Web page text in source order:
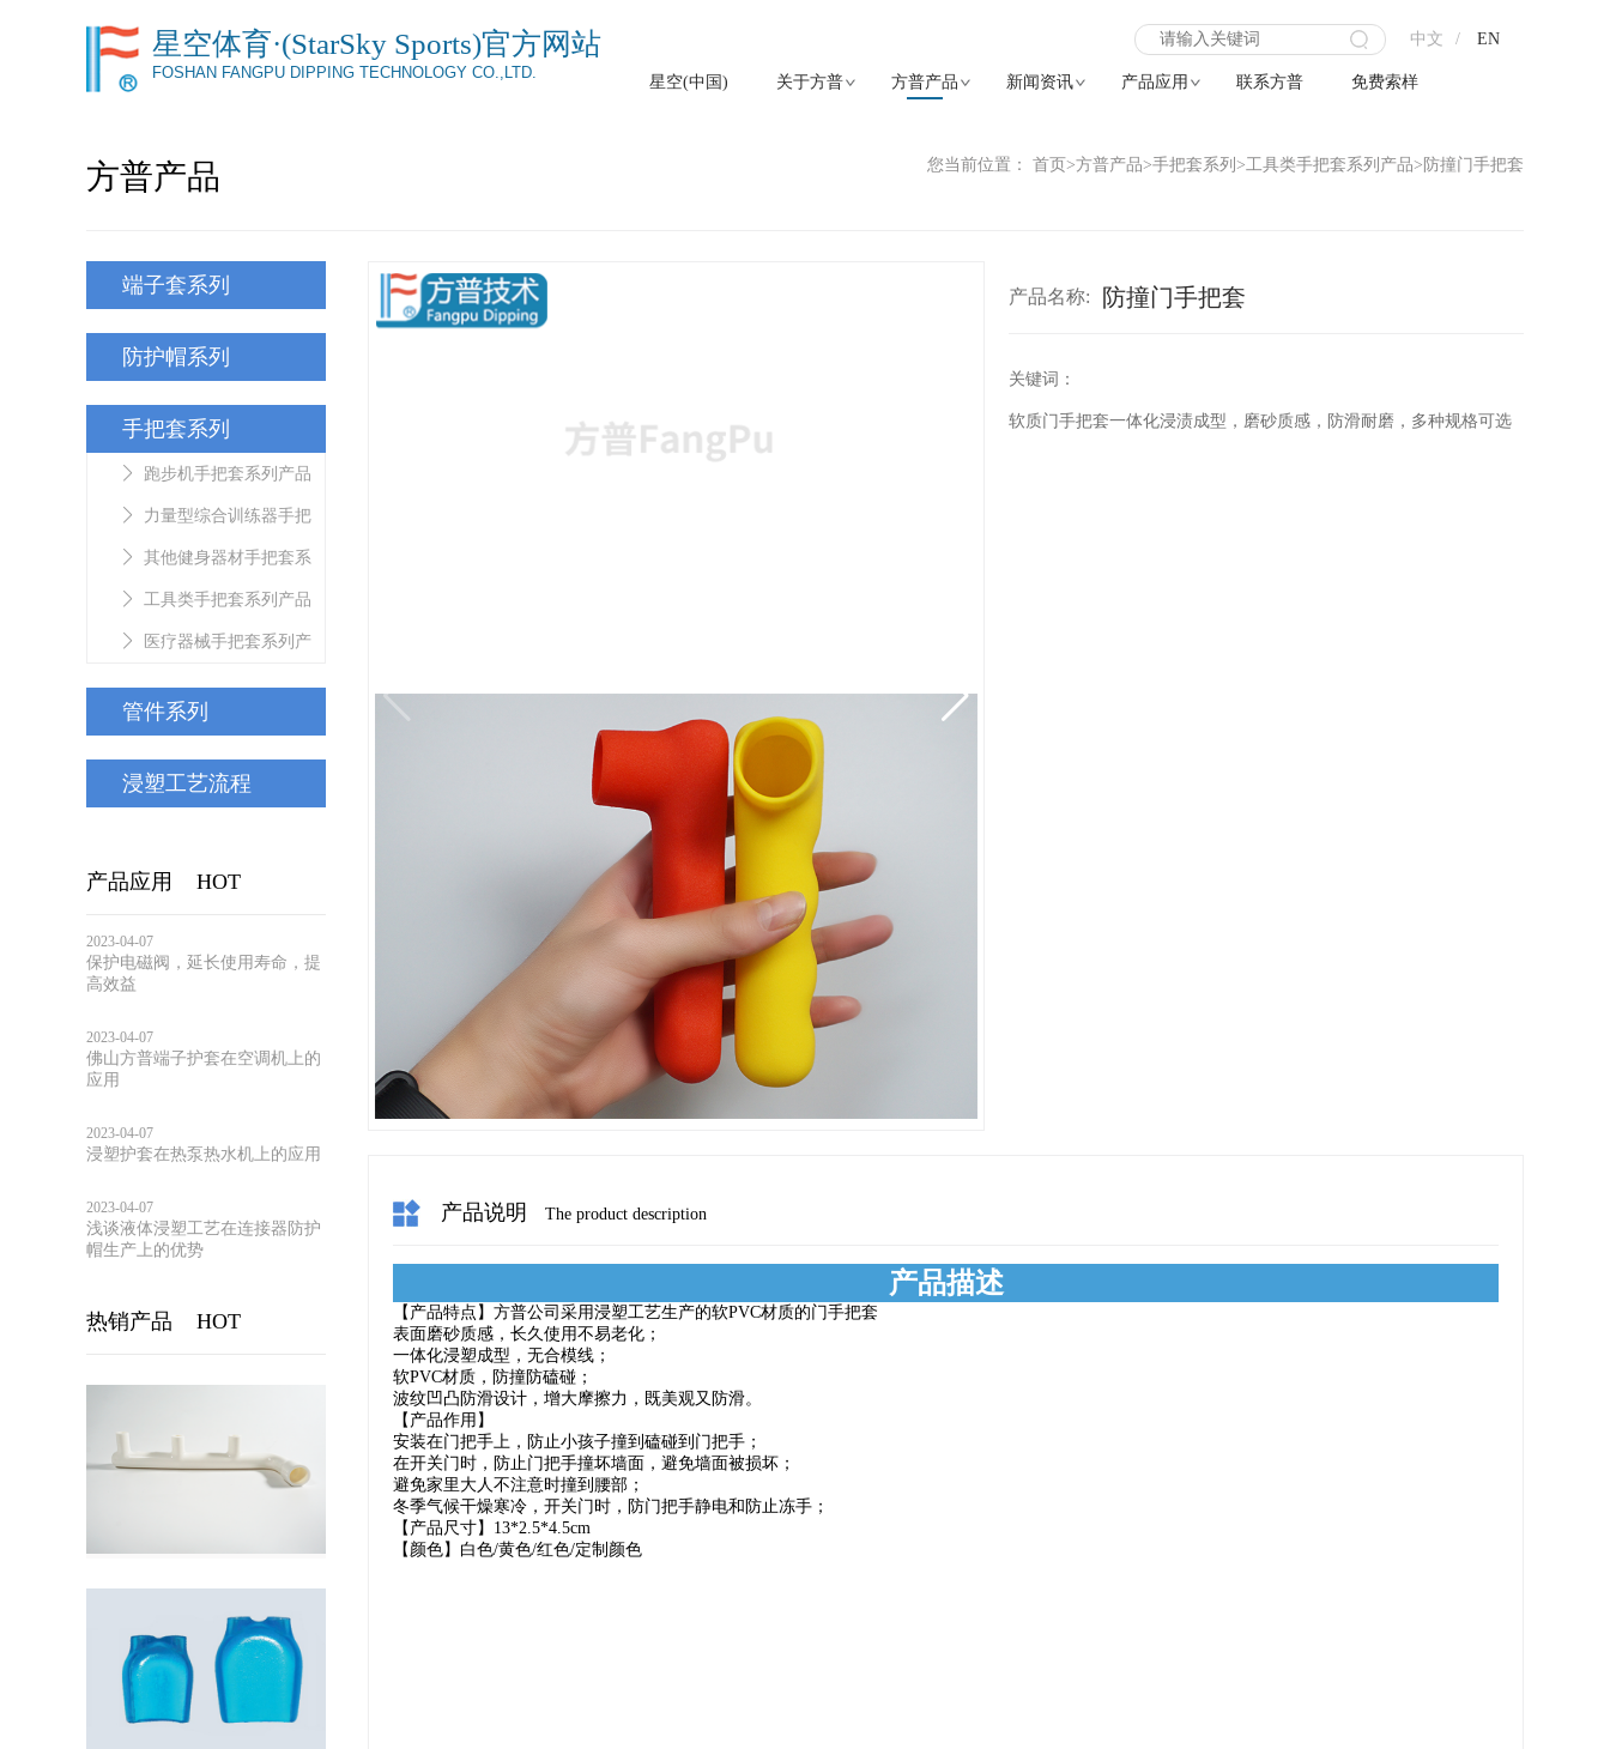
星空体育·(StarSky Sports)官方网站
FOSHAN FANGPU DIPPING TECHNOLOGY CO.,LTD.
中文 / EN
星空(中国) 关于方普 方普产品 新闻资讯 产品应用 联系方普 免费索样
方普产品 您当前位置： 首页>方普产品>手把套系列 >工具类手把套系列产品> 防撞门手把套
端子套系列
防护帽系列
手把套系列
跑步机手把套系列产品
力量型综合训练器手把
套系列产品
其他健身器材手把套系
列产品
工具类手把套系列产品
医疗器械手把套系列产
管件系列
浸塑工艺流程
产品应用 HOT
2023-04-07
保护电磁阀，延长使用寿命，提
高效益
2023-04-07
佛山方普端子护套在空调机上的
应用
2023-04-07
浸塑护套在热泵热水机上的应用
2023-04-07
浅谈液体浸塑工艺在连接器防护
帽生产上的优势
热销产品 HOT
产品名称: 防撞门手把套
关键词：
软质门手把套一体化浸渍成型，磨砂质感，防滑耐磨，多种规格可选
产品说明 The product description
产品描述
【产品特点】方普公司采用浸塑工艺生产的软PVC材质的门手把套
表面磨砂质感，长久使用不易老化；
一体化浸塑成型，无合模线；
软PVC材质，防撞防磕碰；
波纹凹凸防滑设计，增大摩擦力，既美观又防滑。
【产品作用】
安装在门把手上，防止小孩子撞到磕碰到门把手；
在开关门时，防止门把手撞坏墙面，避免墙面被损坏；
避免家里大人不注意时撞到腰部；
冬季气候干燥寒冷，开关门时，防门把手静电和防止冻手；
【产品尺寸】13*2.5*4.5cm
【颜色】白色/黄色/红色/定制颜色